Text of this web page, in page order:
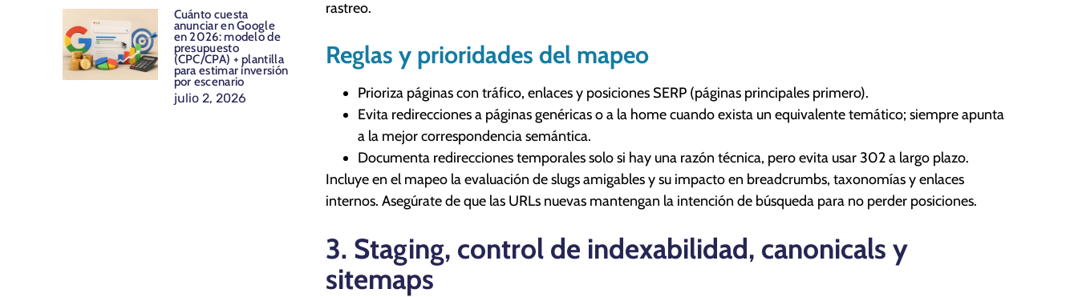
rastreo.
Reglas y prioridades del mapeo
Prioriza páginas con tráfico, enlaces y posiciones SERP (páginas principales primero).
Evita redirecciones a páginas genéricas o a la home cuando exista un equivalente temático; siempre apunta
a la mejor correspondencia semántica.
Documenta redirecciones temporales solo si hay una razón técnica, pero evita usar 302 a largo plazo.
Incluye en el mapeo la evaluación de slugs amigables y su impacto en breadcrumbs, taxonomías y enlaces
internos. Asegúrate de que las URLs nuevas mantengan la intención de búsqueda para no perder posiciones.
3. Staging, control de indexabilidad, canonicals y
sitemaps
Cuánto cuesta
anunciar en Google
en 2026: modelo de
presupuesto
(CPC/CPA) + plantilla
para estimar inversión
por escenario
julio 2, 2026